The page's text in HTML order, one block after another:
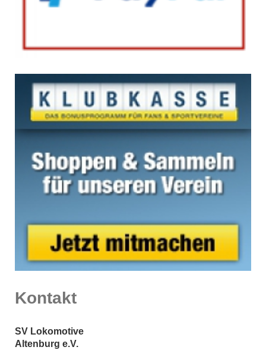
Kontakt
SV Lokomotive
Altenburg e.V.